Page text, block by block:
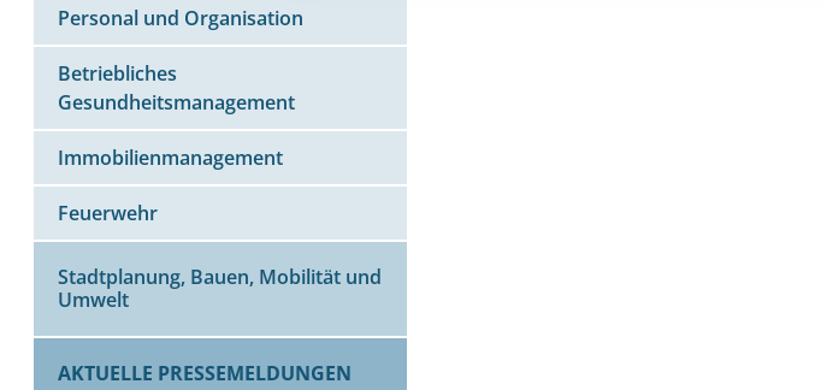
Personal und Organisation
Betriebliches
Gesundheitsmanagement
Immobilienmanagement
Feuerwehr
Stadtplanung, Bauen, Mobilität und
Umwelt
AKTUELLE PRESSEMELDUNGEN